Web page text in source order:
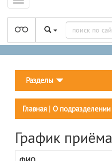
Разделы
Главная | О подразделении
График приёма